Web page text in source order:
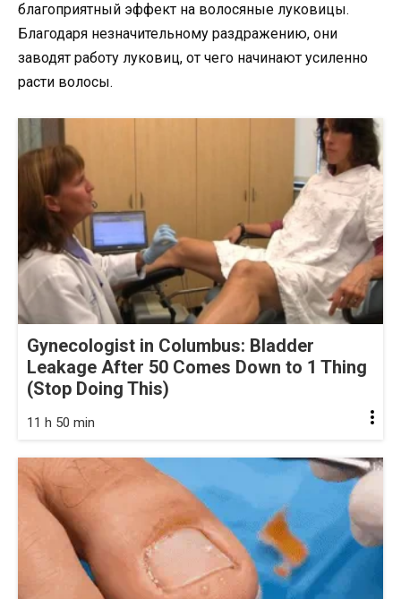
благоприятный эффект на волосяные луковицы.
Благодаря незначительному раздражению, они
заводят работу луковиц, от чего начинают усиленно
расти волосы.
Gynecologist in Columbus: Bladder
Leakage After 50 Comes Down to 1 Thing
(Stop Doing This)
11 h 50 min